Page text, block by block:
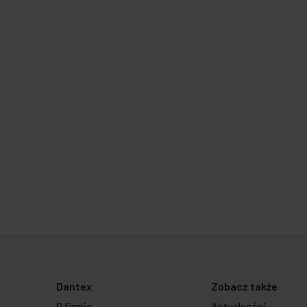
Dantex
Zobacz także